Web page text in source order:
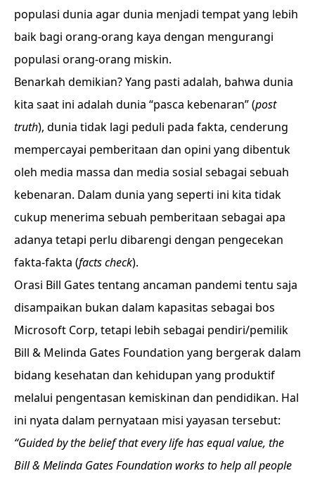
populasi dunia agar dunia menjadi tempat yang lebih
baik bagi orang-orang kaya dengan mengurangi
populasi orang-orang miskin.
Benarkah demikian? Yang pasti adalah, bahwa dunia
kita saat ini adalah dunia “pasca kebenaran” (post
truth), dunia tidak lagi peduli pada fakta, cenderung
mempercayai pemberitaan dan opini yang dibentuk
oleh media massa dan media sosial sebagai sebuah
kebenaran. Dalam dunia yang seperti ini kita tidak
cukup menerima sebuah pemberitaan sebagai apa
adanya tetapi perlu dibarengi dengan pengecekan
fakta-fakta (facts check).
Orasi Bill Gates tentang ancaman pandemi tentu saja
disampaikan bukan dalam kapasitas sebagai bos
Microsoft Corp, tetapi lebih sebagai pendiri/pemilik
Bill & Melinda Gates Foundation yang bergerak dalam
bidang kesehatan dan kehidupan yang produktif
melalui pengentasan kemiskinan dan pendidikan. Hal
ini nyata dalam pernyataan misi yayasan tersebut:
“Guided by the belief that every life has equal value, the
Bill & Melinda Gates Foundation works to help all people